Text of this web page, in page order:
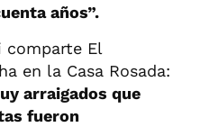
años”.
comparte El
en la Casa Rosada:
arraigados que
fueron